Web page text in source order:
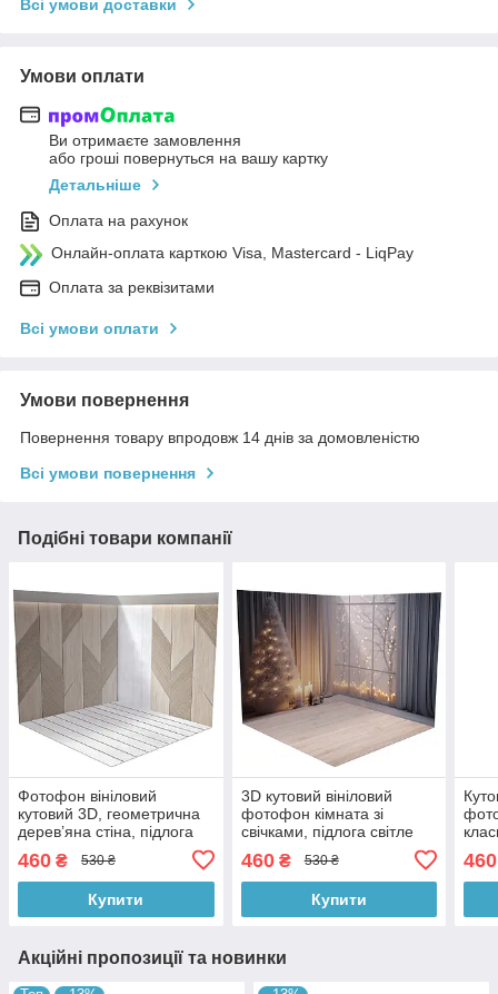
Всі умови доставки
Умови оплати
Ви отримаєте замовлення
або гроші повернуться на вашу картку
Детальніше
Оплата на рахунок
Онлайн-оплата карткою Visa, Mastercard - LiqPay
Оплата за реквізитами
Всі умови оплати
Умови повернення
Повернення товару впродовж 14 днів за домовленістю
Всі умови повернення
Подібні товари компанії
Фотофон вініловий
кутовий 3D, геометрична
дерев’яна стіна, підлога
мармур, 50×50 см,
№58227
460 ₴ 530 ₴
Купити
3D кутовий вініловий
фотофон кімната зі
свічками, підлога світле
50×50 см, №58524
460₴ 530 ₴
Купити
460
Акційні пропозиції та новинки